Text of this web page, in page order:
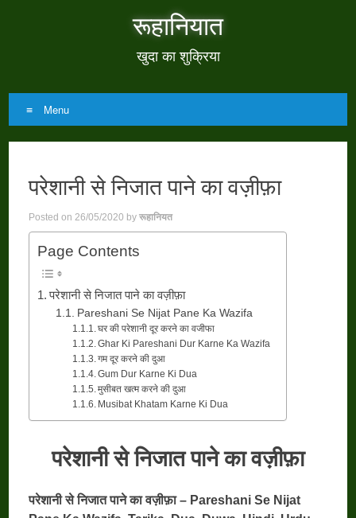
रूहानियात
खुदा का शुक्रिया
Menu
Skip
content
परेशानी से निजात पाने का वज़ीफ़ा
Posted on26/05/2020 byरूहानियत
Page Contents
परेशानी से निजात पाने का वज़ीफ़ा
Pareshani Se Nijat Pane Ka Wazifa
घर की परेशानी दूर करने का वजीफा
Ghar Ki Pareshani Dur Karne Ka Wazifa
गम दूर करने की दुआ
Gum Dur Karne Ki Dua
मुसीबत खत्म करने की दुआ
Musibat Khatam Karne Ki Dua
परेशानी से निजात पाने का वज़ीफ़ा
परेशानी से निजात पाने का वज़ीफ़ा – Pareshani Se Nijat